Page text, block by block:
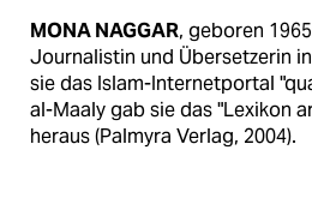
MONA NAGGAR, geboren
Journalistin und Übersetzerin
sie das Islam-Internetportal
al-Maaly gab sie das "Lexikon
heraus (Palmyra Verlag, 2004).